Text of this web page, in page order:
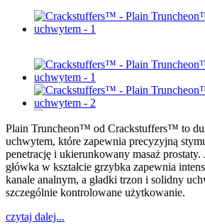
Plain Truncheon™ od Crackstuffers™ to
uchwytem, które zapewnia precyzyjną
penetrację i ukierunkowany masaż prostaty.
główka w kształcie grzybka zapewnia
kanale analnym, a gładki trzon i solidny
szczególnie kontrolowane użytkowanie.
czytaj dalej...